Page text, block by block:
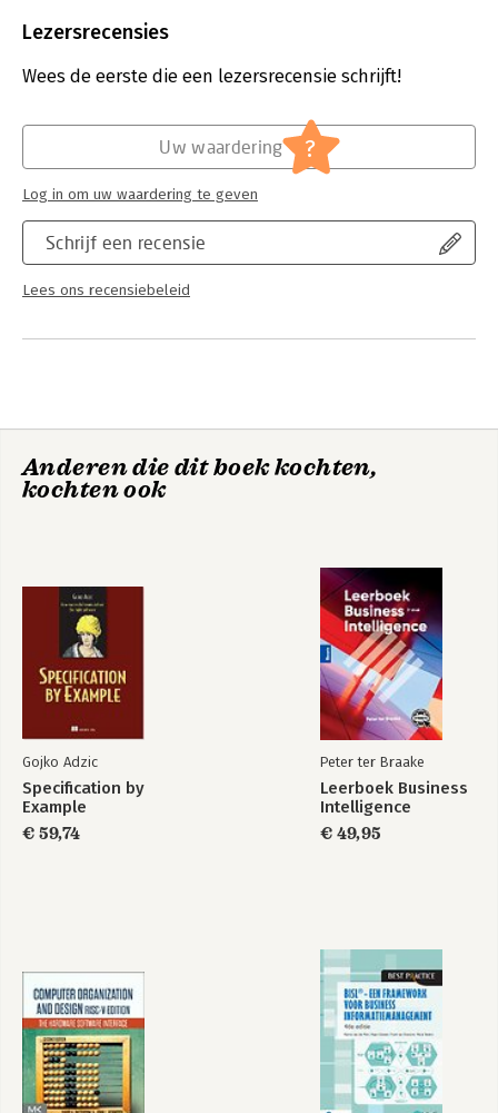
-Jump right into the world personal fabrication without costly
-Create amazing 3D objects out of common materials, even if
-Make 3D scans of objects using an iPad or a camera
-Get clear, full-color images of the 123D suite’s user interface,
Aantal pagina's:
Hoofdrubriek:
IT-management / ICT
Lezersrecensies
Wees de eerste die een lezersrecensie schrijft!
Schrijf een recensie
Lees ons recensiebeleid
Uw waardering ?
Log in om uw waardering te geven
Anderen die dit boek kochten,
kochten ook
Gojko Adzic
Specification by
Example
€ 59,74
Peter ter Braake
Leerboek Business
Intelligence
€ 49,95